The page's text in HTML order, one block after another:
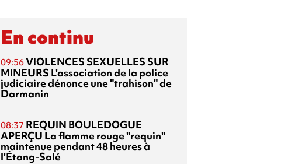
En continu
09:56VIOLENCES SEXUELLES SUR
MINEURS L'association de la police
judiciaire dénonce une "trahison" de
Darmanin
08:37 REQUIN BOULEDOGUE
APERÇU La flamme rouge "requin"
maintenue pendant 48 heures à
l'Étang-Salé